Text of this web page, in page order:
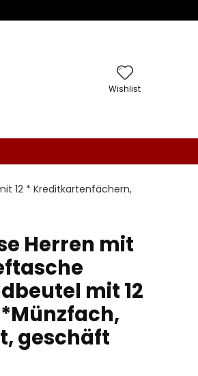
Wishlist
12 * Kreditkartenfächern,
Herren mit
mit 12
geschäft